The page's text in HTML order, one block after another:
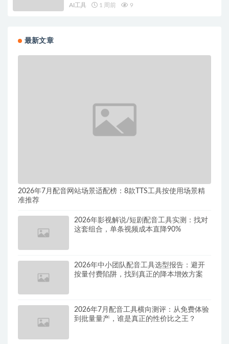
AI工具 1 周前 9
最新文章
2026年7月配音网站场景适配榜：8款TTS工具按使用场景精
准推荐
2026年影视解说/短剧配音工具实测：找对
这套组合，单条视频成本直降90%
2026年中小团队配音工具选型报告：避开
按量付费陷阱，找到真正的降本增效方案
2026年7月配音工具横向测评：从免费体验
到批量量产，谁是真正的性价比之王？